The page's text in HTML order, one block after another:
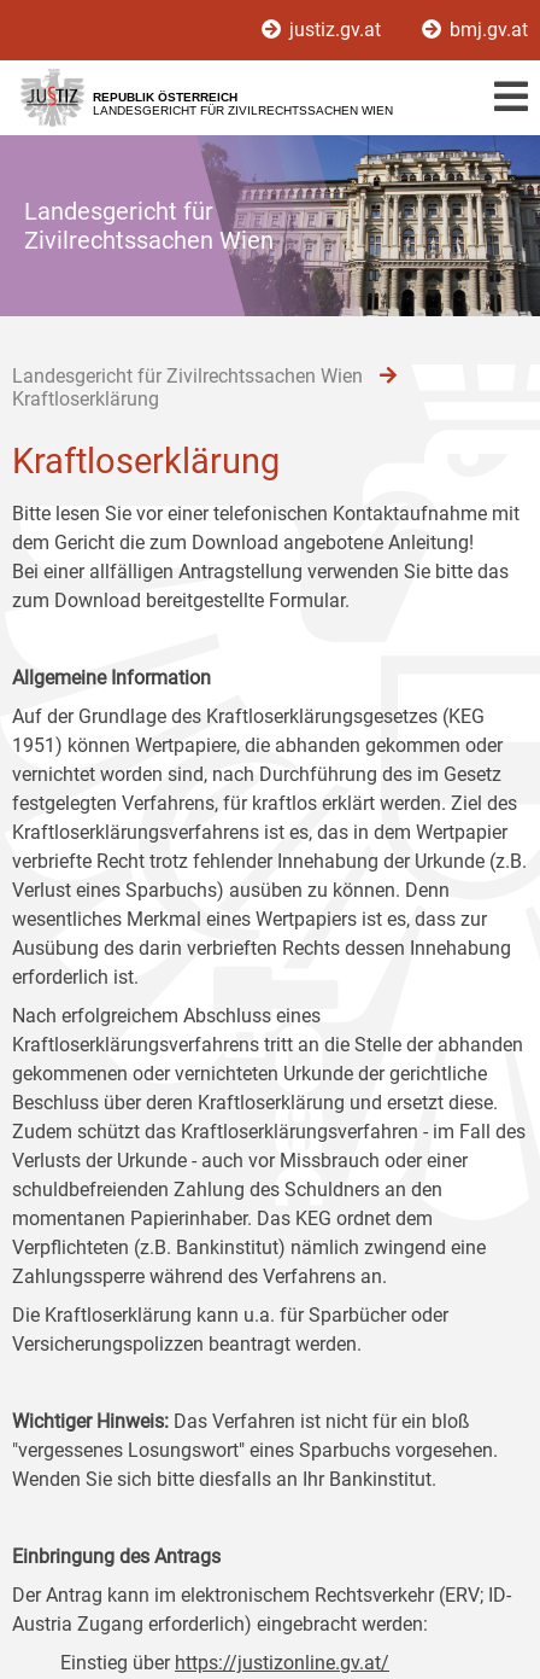
[1]
[2]
[3]
justiz.gv.at bmj.gv.at
REPUBLIK ÖSTERREICH
LANDESGERICHT FÜR ZIVILRECHTSSACHEN WIEN
Landesgericht für
Zivilrechtssachen Wien
Landesgericht für Zivilrechtssachen Wien
Kraftloserklärung
Kraftloserklärung
Bitte lesen Sie vor einer telefonischen Kontaktaufnahme mit
dem Gericht die zum Download angebotene Anleitung!
Bei einer allfälligen Antragstellung verwenden Sie bitte das
zum Download bereitgestellte Formular.
Allgemeine Information
Auf der Grundlage des Kraftloserklärungsgesetzes (KEG
1951) können Wertpapiere, die abhanden gekommen oder
vernichtet worden sind, nach Durchführung des im Gesetz
festgelegten Verfahrens, für kraftlos erklärt werden. Ziel des
Kraftloserklärungsverfahrens ist es, das in dem Wertpapier
verbriefte Recht trotz fehlender Innehabung der Urkunde (z.B.
Verlust eines Sparbuchs) ausüben zu können. Denn
wesentliches Merkmal eines Wertpapiers ist es, dass zur
Ausübung des darin verbrieften Rechts dessen Innehabung
erforderlich ist.
Nach erfolgreichem Abschluss eines
Kraftloserklärungsverfahrens tritt an die Stelle der abhanden
gekommenen oder vernichteten Urkunde der gerichtliche
Beschluss über deren Kraftloserklärung und ersetzt diese.
Zudem schützt das Kraftloserklärungsverfahren - im Fall des
Verlusts der Urkunde - auch vor Missbrauch oder einer
schuldbefreienden Zahlung des Schuldners an den
momentanen Papierinhaber. Das KEG ordnet dem
Verpflichteten (z.B. Bankinstitut) nämlich zwingend eine
Zahlungssperre während des Verfahrens an.
Die Kraftloserklärung kann u.a. für Sparbücher oder
Versicherungspolizzen beantragt werden.
Wichtiger Hinweis: Das Verfahren ist nicht für ein bloß
"vergessenes Losungswort" eines Sparbuchs vorgesehen.
Wenden Sie sich bitte diesfalls an Ihr Bankinstitut.
Einbringung des Antrags
Der Antrag kann im elektronischem Rechtsverkehr (ERV; ID-
Austria Zugang erforderlich) eingebracht werden:
Einstieg über https://justizonline.gv.at/